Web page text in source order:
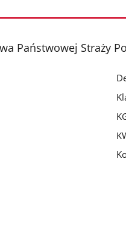
Państwowej Straży